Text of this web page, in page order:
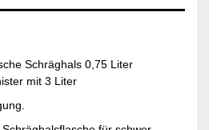
Schräghals 0,75 Liter
mit 3 Liter